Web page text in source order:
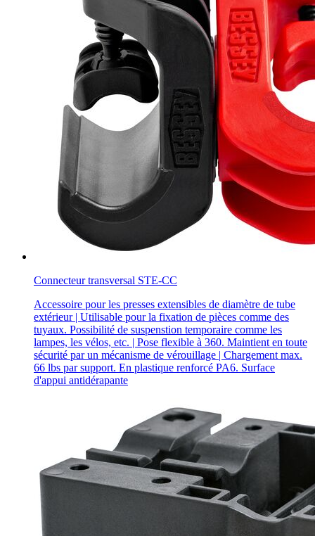
Connecteur transversal STE-CC
Accessoire pour les presses extensibles de diamètre de tube
extérieur | Utilisable pour la fixation de pièces comme des
tuyaux. Possibilité de suspenstion temporaire comme les
lampes, les vélos, etc. | Pose flexible à 360. Maintient en toute
sécurité par un mécanisme de vérouillage | Chargement max.
66 lbs par support. En plastique renforcé PA6. Surface
d'appui antidérapante